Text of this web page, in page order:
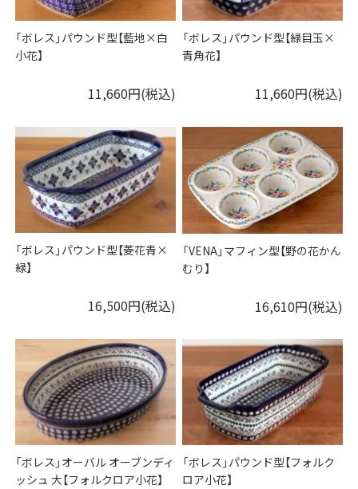
「ボレス」パウンド型【藍地×白
小花】
11,660円(税込)
「ボレス」パウンド型【緑目玉×
青角花】
11,660円(税込)
「ボレス」パウンド型【菱花青×
緑】
16,500円(税込)
「VENA」マフィン型【野の花かん
むり】
16,610円(税込)
「ボレス」オーバル オーブンディ
ッシュ 大【フォルクロア小花】
「ボレス」パウンド型【フォルク
ロア小花】